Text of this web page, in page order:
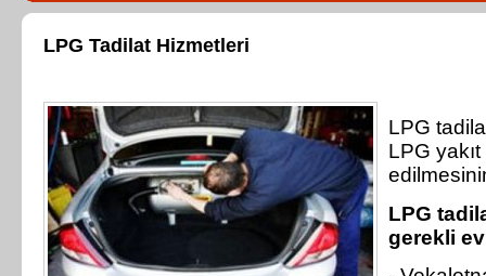
LPG Tadilat Hizmetleri
LPG
LPG
LPG
gerekli